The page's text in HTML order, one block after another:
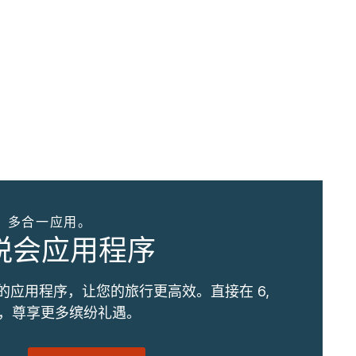
合一应用。
会应用程序
应用程序，让您的旅行更高效。直接在 6,
尊享更多缤纷礼遇。